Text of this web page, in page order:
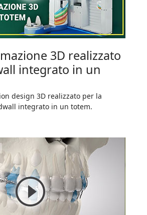
3D realizzato
integrato in un
design 3D realizzato per la
integrato in un totem.